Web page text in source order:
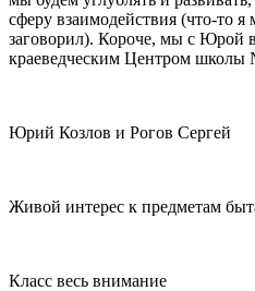
сферу взаимодействия (что-то
заговорил). Короче, мы с Юрой
краеведческим Центром школы
Юрий Козлов и Рогов Сергей
Живой интерес к предметам
Класс весь внимание